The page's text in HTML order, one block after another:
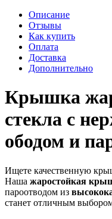
Описание
Отзывы
Как купить
Оплата
Доставка
Дополнительно
Крышка
стекла с
ободом и
Ищете качественную
Наша жаростойкая
пароотводом из
станет отличным